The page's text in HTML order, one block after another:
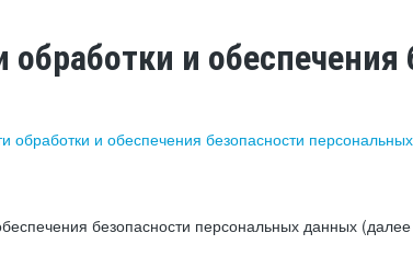
обработки и
обработки и обеспечения безопасности
безопасности персональных данных